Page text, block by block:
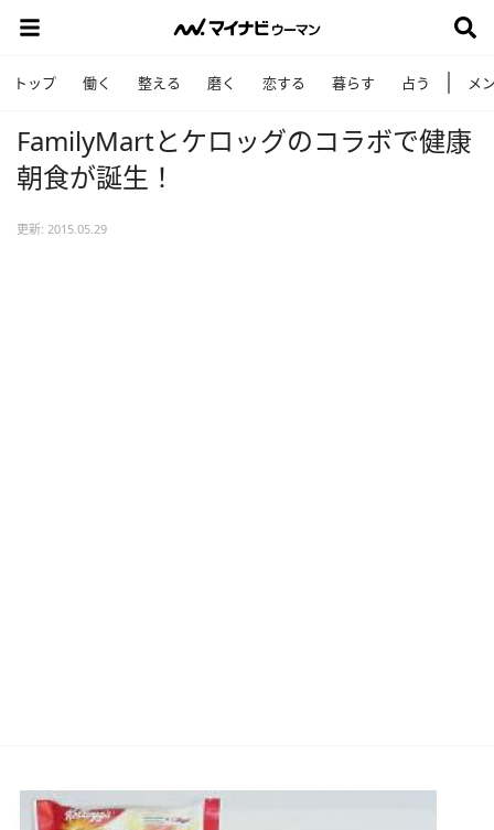
トップ 働く 整える 磨く 恋する 暮らす 占う メ
FamilyMartとケロッグのコラボで健康
朝食が誕生！
更新: 2015.05.29